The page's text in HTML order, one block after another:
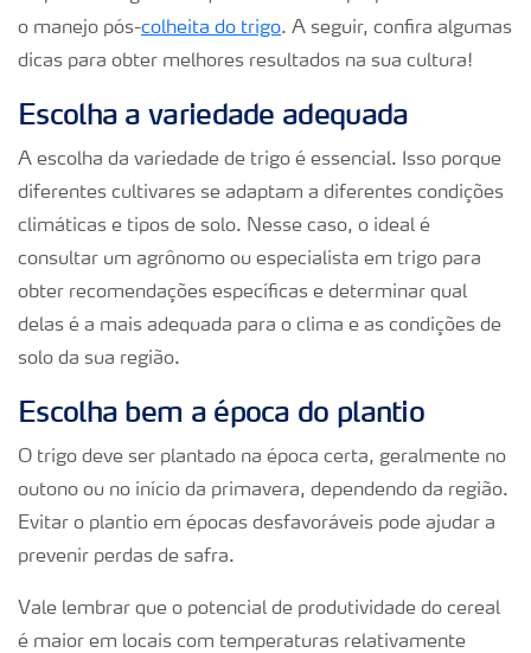
o manejo pós-colheita do trigo. A seguir, confira algumas
dicas para obter melhores resultados na sua cultura!
Escolha a variedade adequada
A escolha da variedade de trigo é essencial. Isso porque
diferentes cultivares se adaptam a diferentes condições
climáticas e tipos de solo. Nesse caso, o ideal é
consultar um agrônomo ou especialista em trigo para
obter recomendações específicas e determinar qual
delas é a mais adequada para o clima e as condições de
solo da sua região.
Escolha bem a época do plantio
O trigo deve ser plantado na época certa, geralmente no
outono ou no início da primavera, dependendo da região.
Evitar o plantio em épocas desfavoráveis pode ajudar a
prevenir perdas de safra.
Vale lembrar que o potencial de produtividade do cereal
é maior em locais com temperaturas relativamente